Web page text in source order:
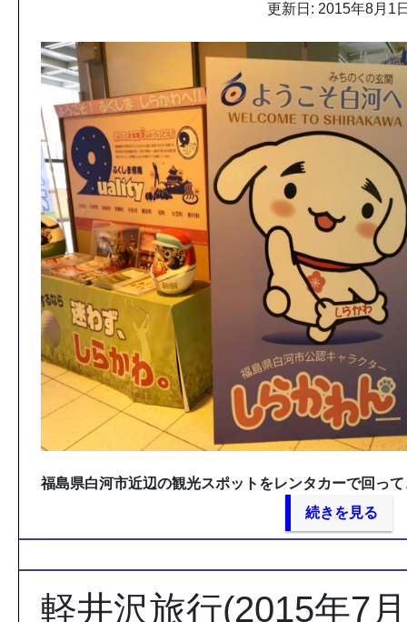
更新日: 2015年8月1
福島県白河市近辺の観光スポットをレンタカーで回っ
続きを見る
軽井沢旅行(2015年7